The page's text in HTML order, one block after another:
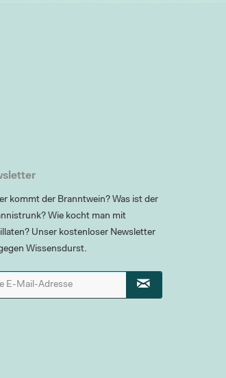
kommt der Branntwein? Was ist der
Wie kocht man mit
Unser kostenloser Newsletter
Wissensdurst.